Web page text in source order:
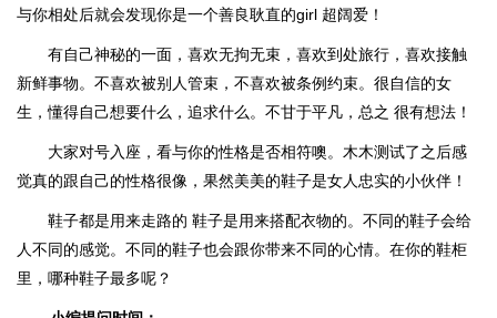
与你相处后就会发现你是一个善良耿直的girl 超阔爱！
有自己神秘的一面，喜欢无拘无束，喜欢到处旅行，喜欢接触
新鲜事物。不喜欢被别人管束，不喜欢被条例约束。 很自信的女
生，懂得自己想要什么，追求什么。不甘于平凡，总之 很有想法！
大家对号入座，看与你的性格是否相符噢。木木测试了之后感
觉真的跟自己的性格很像，果然美美的鞋子是女人忠实的小伙伴！
鞋子都是用来走路的 鞋子是用来搭配衣物的。不同的鞋子会给
人不同的感觉。不同的鞋子也会跟你带来不同的心情。 在你的鞋柜
里，哪种鞋子最多呢？